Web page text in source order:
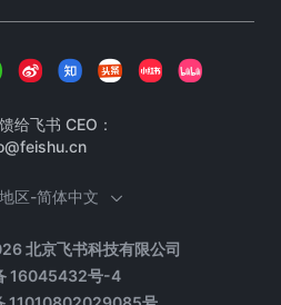
给飞书 CEO：
北京飞书科技有限公司
16045432号-4
区-简体中文